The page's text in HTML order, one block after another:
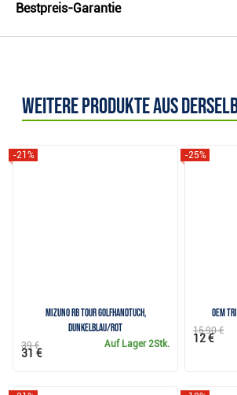
Bestpreis-Garantie
Weitere Produkte aus
Mizuno RB Tour Golfhandtuch,
dunkelblau/rot
-21%
Auf Lager2Stk.
39 €
31 €
OEM
-25%
15,90 €
12 €